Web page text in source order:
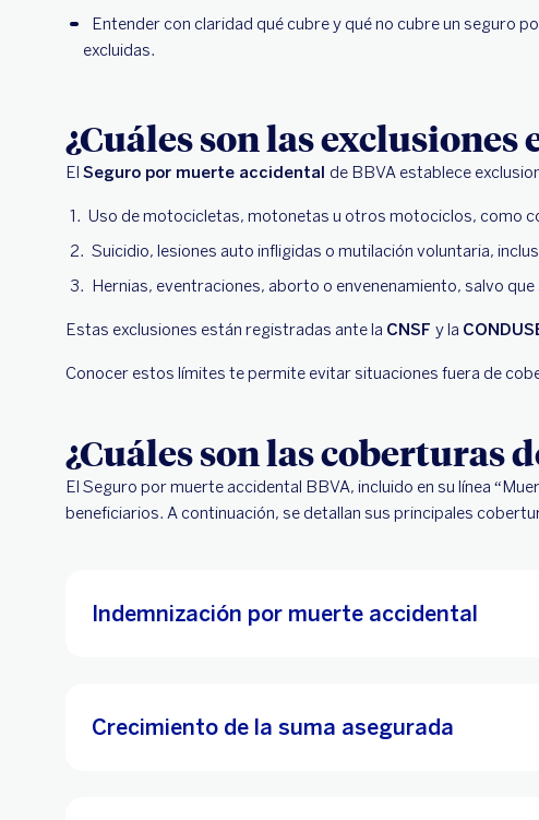
Entender con claridad qué cubre y qué no cubre un seguro
excluidas.
¿Cuáles son las
El Seguro por muerte accidental de BBVA establece
Uso de motocicletas, motonetas u otros motociclos, como
Suicidio, lesiones auto infligidas o mutilación voluntaria,
Hernias, eventraciones, aborto o envenenamiento, salvo
Estas exclusiones están registradas ante la CNSF y la
Conocer estos límites te permite evitar situaciones fuera de
¿Cuáles son las coberturas
El Seguro por muerte accidental BBVA, incluido en su línea
beneficiarios. A continuación, se detallan sus principales
Indemnización por muerte accidental
Crecimiento de la suma asegurada